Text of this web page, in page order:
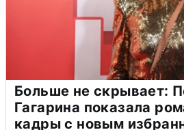
Больше не скрывает:
Гагарина показала
кадры с новым